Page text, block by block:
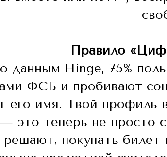
Правило
данным Hinge, 75%
ФСБ и пробивают
его имя. Твой
это теперь не просто
покупать билет